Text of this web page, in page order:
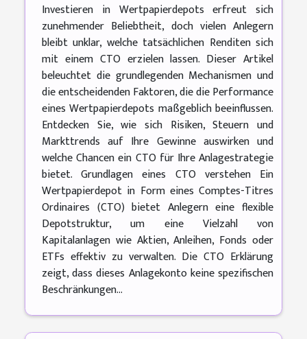
Investieren in Wertpapierdepots erfreut sich
zunehmender Beliebtheit, doch vielen Anlegern
bleibt unklar, welche tatsächlichen Renditen sich
mit einem CTO erzielen lassen. Dieser Artikel
beleuchtet die grundlegenden Mechanismen und
die entscheidenden Faktoren, die die Performance
eines Wertpapierdepots maßgeblich beeinflussen.
Entdecken Sie, wie sich Risiken, Steuern und
Markttrends auf Ihre Gewinne auswirken und
welche Chancen ein CTO für Ihre Anlagestrategie
bietet. Grundlagen eines CTO verstehen Ein
Wertpapierdepot in Form eines Comptes-Titres
Ordinaires (CTO) bietet Anlegern eine flexible
Depotstruktur, um eine Vielzahl von
Kapitalanlagen wie Aktien, Anleihen, Fonds oder
ETFs effektiv zu verwalten. Die CTO Erklärung
zeigt, dass dieses Anlagekonto keine spezifischen
Beschränkungen...